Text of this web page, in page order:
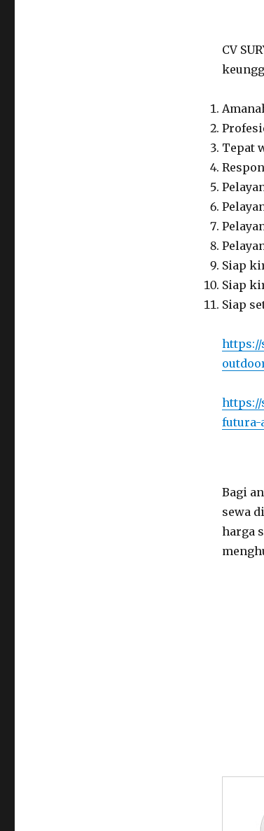
CV
Tepat
Siap
Siap
Siap
https://
https://
futura-
Bagi
sewa
harga